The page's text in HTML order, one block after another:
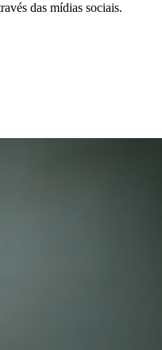
das mídias sociais.